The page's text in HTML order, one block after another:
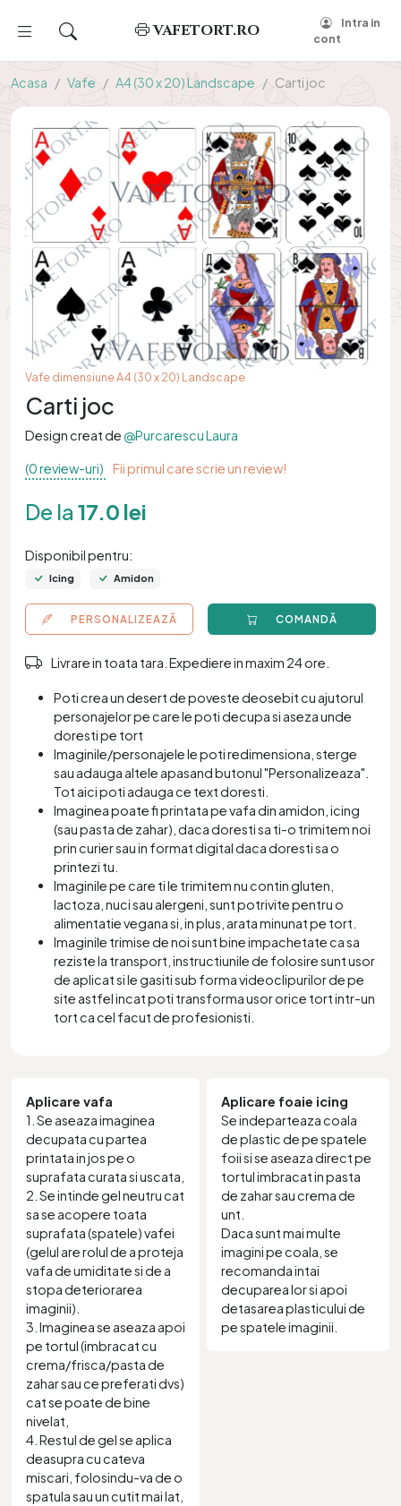
VAFETORT.RO
Intra in
cont
Acasa Vafe A4 (30 x 20) Landscape Carti joc
Vafe dimensiune A4 (30 x 20) Landscape
Carti joc
Design creat de@Purcarescu Laura
(0 review-uri) Fii primul care scrie un review!
De la 17.0 lei
Disponibil pentru:
Icing Amidon
PERSONALIZEAZĂ COMANDĂ
Livrare in toata tara. Expediere in maxim 24 ore.
Poti crea un desert de poveste deosebit cu ajutorul
personajelor pe care le poti decupa si aseza unde
doresti pe tort
Imaginile/personajele le poti redimensiona, sterge
sau adauga altele apasand butonul "Personalizeaza".
Tot aici poti adauga ce text doresti.
Imaginea poate fi printata pe vafa din amidon, icing
(sau pasta de zahar), daca doresti sa ti-o trimitem noi
prin curier sau in format digital daca doresti sa o
printezi tu.
Imaginile pe care ti le trimitem nu contin gluten,
lactoza, nuci sau alergeni, sunt potrivite pentru o
alimentatie vegana si, in plus, arata minunat pe tort.
Imaginile trimise de noi sunt bine impachetate ca sa
reziste la transport, instructiunile de folosire sunt usor
de aplicat si le gasiti sub forma videoclipurilor de pe
site astfel incat poti transforma usor orice tort intr-un
tort ca cel facut de profesionisti.
Aplicare vafa
1. Se aseaza imaginea
decupata cu partea
printata in jos pe o
suprafata curata si uscata,
2. Se intinde gel neutru cat
sa se acopere toata
suprafata (spatele) vafei
(gelul are rolul de a proteja
vafa de umiditate si de a
stopa deteriorarea
imaginii).
3. Imaginea se aseaza apoi
pe tortul (imbracat cu
crema/frisca/pasta de
zahar sau ce preferati dvs)
cat se poate de bine
nivelat,
4. Restul de gel se aplica
deasupra cu cateva
miscari, folosindu-va de o
spatula sau un cutit mai lat,
Aplicare foaie icing
Se indeparteaza coala
de plastic de pe spatele
foii si se aseaza direct pe
tortul imbracat in pasta
de zahar sau crema de
unt.
Daca sunt mai multe
imagini pe coala, se
recomanda intai
decuparea lor si apoi
detasarea plasticului de
pe spatele imaginii.